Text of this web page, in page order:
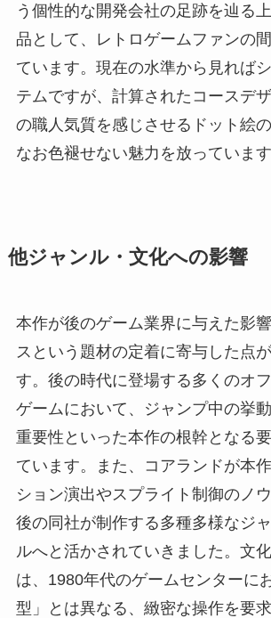
う個性的な開発会社の足跡を辿る
品として、レトロゲームファンの
ています。現在の水準から見れば
テムですが、計算されたコースデ
の職人気質を感じさせるドット絵
なお色褪せない魅力を放っています
他ジャンル・文化への影響
本作が後のゲーム業界に与えた影
スという題材の定着に寄与した点
す。後の時代に登場する多くのオ
ゲームにおいて、ジャンプ中の挙
重要性といった本作の根幹となる
ています。また、コアランドが本
ション演出やスプライト制御のノ
後の同社が制作する多種多様なジ
ルへと活かされていきました。文
は、1980年代のゲームセンターに
型」とは異なる、緻密な操作を要